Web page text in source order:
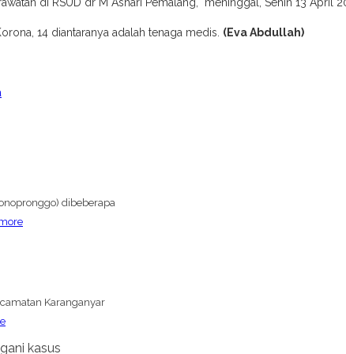
14 diantaranya adalah tenaga medis. (Eva Abdullah)
dibeberapa
Karanganyar
kasus